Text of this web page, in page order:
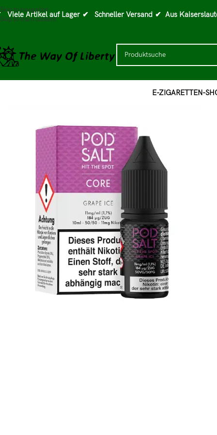
Skip to navigation
Skip to main content
Viele Artikel auf Lager ✔ Schneller Versand ✔ Aus
E-ZIGARETTEN-